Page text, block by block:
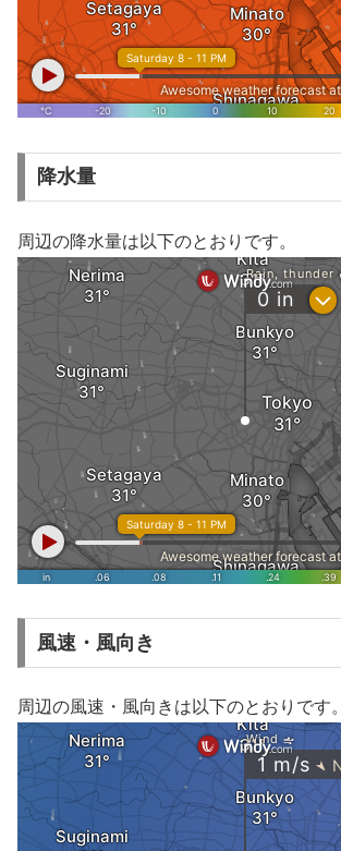
降水量
周辺の降水量は以下のとおりです。
風速・風向き
周辺の風速・風向きは以下のとおりです。